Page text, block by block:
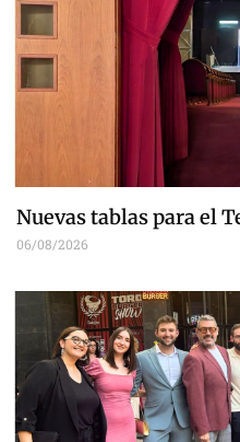
Nuevas tablas para el
06/08/2026